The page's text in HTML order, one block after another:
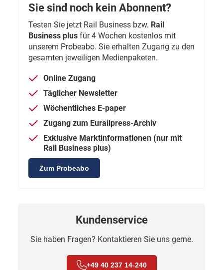
Sie sind noch kein Abonnent?
Testen Sie jetzt Rail Business bzw. Rail
Business plus für 4 Wochen kostenlos mit
unserem Probeabo. Sie erhalten Zugang zu den
gesamten jeweiligen Medienpaketen.
Online Zugang
Täglicher Newsletter
Wöchentliches E-paper
Zugang zum Eurailpress-Archiv
Exklusive Marktinformationen (nur mit
Rail Business plus)
Zum Probeabo
Kundenservice
Sie haben Fragen? Kontaktieren Sie uns gerne.
+49 40 237 14-240